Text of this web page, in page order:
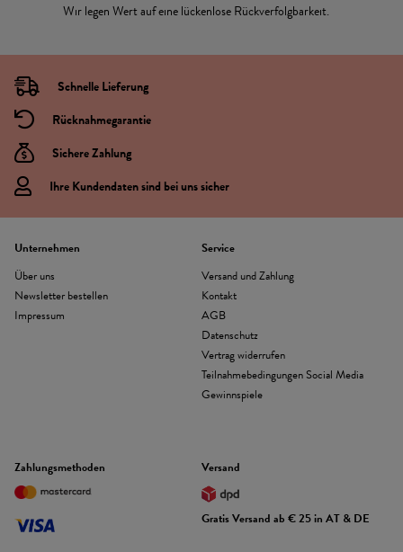
Wir legen Wert auf eine lückenlose Rückverfolgbarkeit.
Schnelle Lieferung
Rücknahmegarantie
Sichere Zahlung
Ihre Kundendaten sind bei uns sicher
Unternehmen
Über uns
Newsletter bestellen
Impressum
Service
Versand und Zahlung
Kontakt
AGB
Datenschutz
Vertrag widerrufen
Teilnahmebedingungen Social Media
Gewinnspiele
Zahlungsmethoden Versand
Gratis Versand ab € 25 in AT & DE